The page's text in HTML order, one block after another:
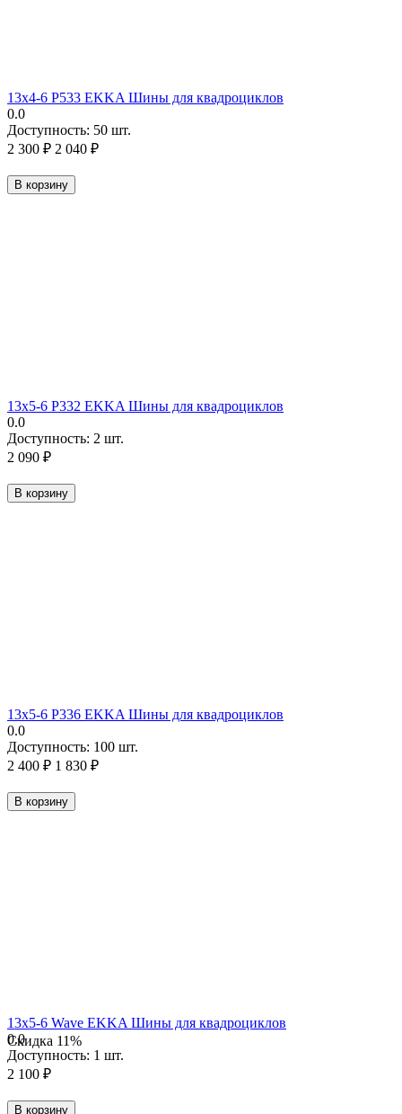
Скидка 11%
13х4-6 P533 EKKA Шины для квадроциклов
0.0
Доступность: 50 шт.
2 300 ₽ 2 040 ₽
В корзину
13х5-6 P332 EKKA Шины для квадроциклов
0.0
Доступность: 2 шт.
2 090 ₽
В корзину
13х5-6 P336 EKKA Шины для квадроциклов
0.0
Доступность: 100 шт.
2 400 ₽ 1 830 ₽
В корзину
13х5-6 Wave EKKA Шины для квадроциклов
0.0
Доступность: 1 шт.
2 100 ₽
В корзину